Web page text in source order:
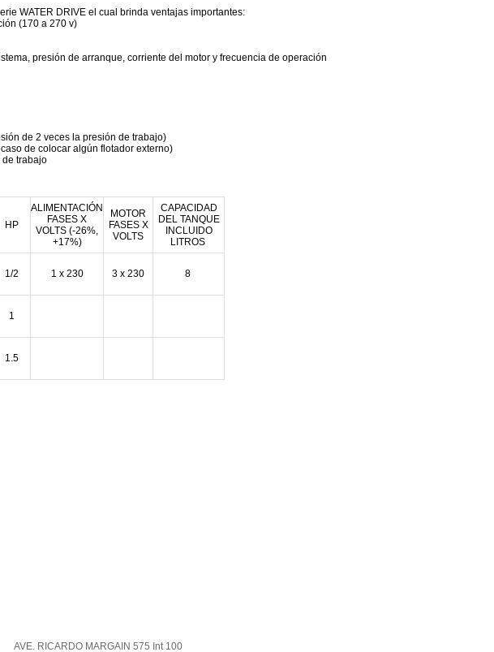
WATER DRIVE el cual brinda ventajas importantes:
(170 a 270 v)
presión de arranque, corriente del motor y frecuencia de operación
de 2 veces la presión de trabajo)
de colocar algún flotador externo)
de trabajo
HP
ALIMENTACIÓN
FASES X
VOLTS (-26%,
+17%)
MOTOR
FASES X
VOLTS
CAPACIDAD
DEL TANQUE
INCLUIDO
LITROS
1/2 1 x 230 3 x 230 8
1
1.5
AVE. RICARDO MARGAIN 575 Int 100